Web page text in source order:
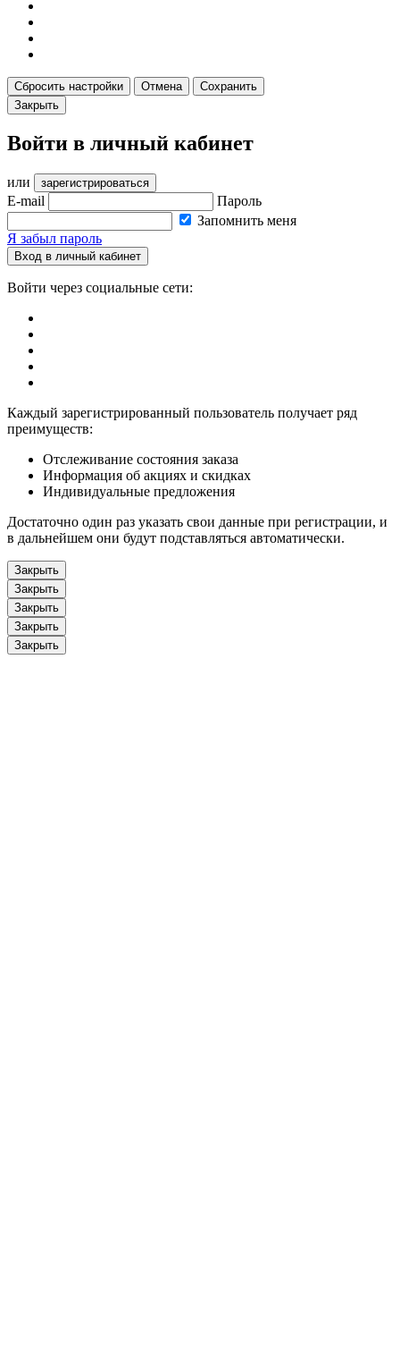
Сбросить настройки Отмена
Сохранить
Закрыть
Войти в личный кабинет
или зарегистрироваться
E-mail
Пароль
Запомнить меня
Я забыл пароль
Вход в личный кабинет
Войти через социальные сети:
Каждый зарегистрированный пользователь получает ряд
преимуществ:
Отслеживание состояния заказа
Информация об акциях и скидках
Индивидуальные предложения
Достаточно один раз указать свои данные при регистрации, и
в дальнейшем они будут подставляться автоматически.
Закрыть
Закрыть
Закрыть
Закрыть
Закрыть